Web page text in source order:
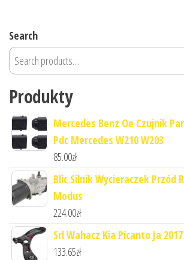
Search
Produkty
Mercedes Benz Oe Czujnik
Pdc Mercedes W210 W203
85.00zł
Blic Silnik Wycieraczek Przód
Modus
224.00zł
Srl Wahacz Kia Picanto Ja
133.65zł